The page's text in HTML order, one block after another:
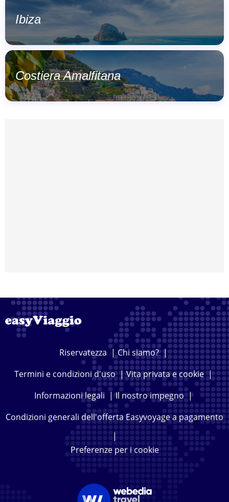
Ibiza
Costiera Amalfitana
Riservatezza |Chi siamo?|
Termini e condizioni d'uso|Vita privata e cookie|
Informazioni legali |Il nostro impegno|
Condizioni generali dell'offerta Easyvoyage a pagamento
|
Preferenze per i cookie